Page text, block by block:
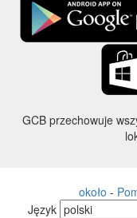
GCB przechowuje
około -
Język